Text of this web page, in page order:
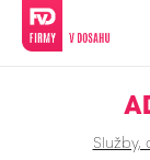
Služby,